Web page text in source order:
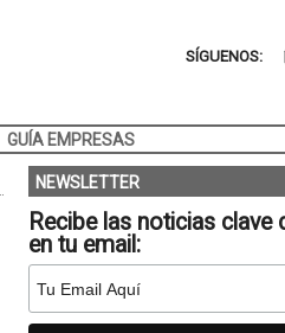
SÍGUENOS:
GUÍA EMPRESAS
NEWSLETTER
Recibe las noticias clave
en tu email: